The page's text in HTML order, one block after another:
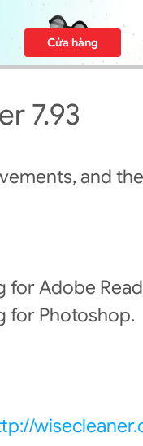
Cửa hàng
7.93
and
for Adobe
for Photoshop.